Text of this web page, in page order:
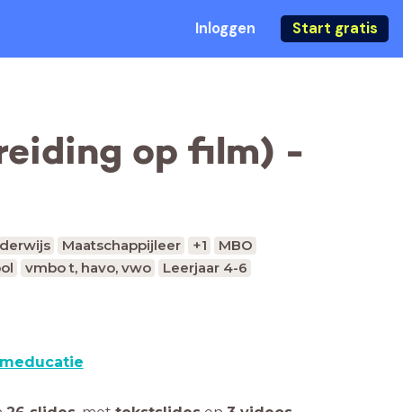
Inloggen Start gratis
op film) -
Maatschappijleer +1
MBO
vmbo t, havo, vwo Leerjaar 4-6